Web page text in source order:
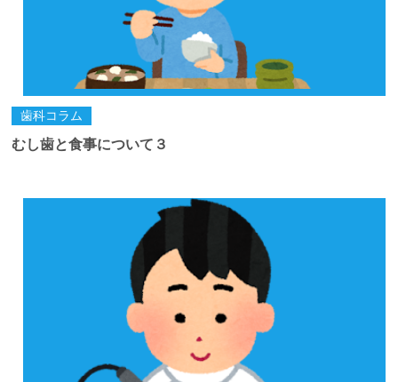
歯科コラム
むし歯と食事について３